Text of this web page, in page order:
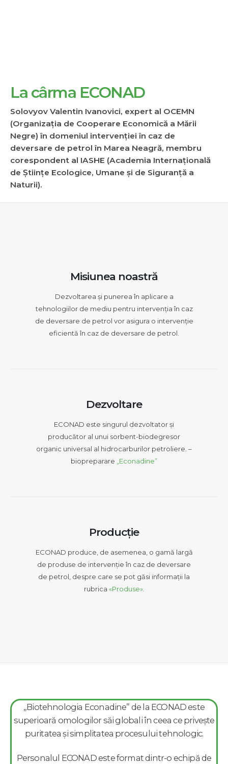
La cârma ECONAD
Solovyov Valentin Ivanovici, expert al OCEMN
(Organizația de Cooperare Economică a Mării
Negre) în domeniul intervenției în caz de
deversare de petrol în Marea Neagră, membru
corespondent al IASHE (Academia Internațională
de Științe Ecologice, Umane și de Siguranță a
Naturii).
Misiunea noastră
Dezvoltarea și punerea în aplicare a
tehnologiilor de mediu pentru intervenția în caz
de deversare de petrol vor asigura o intervenție
eficientă în caz de deversare de petrol.
Dezvoltare
ECONAD este singurul dezvoltator și
producător al unui sorbent-biodegresor
organic universal al hidrocarburilor petroliere. –
biopreparare
„Econadine”
Producție
ECONAD produce, de asemenea, o gamă largă
de produse de intervenție în caz de deversare
de petrol, despre care se pot găsi informații la
rubrica «Produse».
„Biotehnologia Econadine” de la ECONAD este
superioară omologilor săi globali în ceea ce privește
puritatea și simplitatea procesului tehnologic.
Personalul ECONAD este format dintr-o echipă de